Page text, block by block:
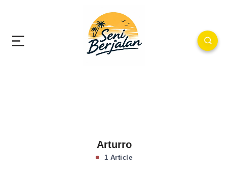
Arturro
1 Article